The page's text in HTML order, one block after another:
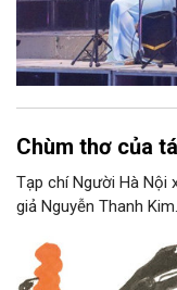
Chùm thơ của
Tạp chí Người Hà Nội
giả Nguyễn Thanh Kim.